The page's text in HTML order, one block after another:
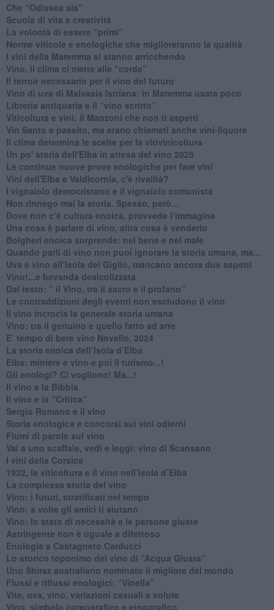
​Che “Odissea sia”
Scuola di vita e creatività
​La volontà di essere “primi”
Norme viticole e enologiche che miglioreranno la qualità
​I vini della Maremma si stanno arricchendo
Vino, il clima ci mette alle “corde”
Il terroir necessario per il vino del futuro
​Vino di uva di Malvasia Istriana: in Maremma usata poco
​Libreria antiquaria e il “vino scritto”
​Viticoltura e vini: il Manzoni che non ti aspetti
​Vin Santo e passito, ma erano chiamati anche vini-liquore
Il clima determina le scelte per la vitivinicoltura
Un po' storia dell'Elba in attesa del vino 2025
Le continue nuove prove enologiche per fare vini
Vini dell'Elba e Valdicornia, c'è rivalità?
​I vignaiolo democristano e il vignaiolo comunista
​Non rinnego mai la storia. Spesso, però...
​Dove non c’è cultura enoica, provvede l’immagine
​Una cosa è parlare di vino, altra cosa è venderlo
Bolgheri enoica sorprende: nel bene e nel male
​Quando parli di vino non puoi ignorare la storia umana, ma...
Uva e vino all’Isola del Giglio, mancano ancora due aspetti
​Vino!...e bevanda dealcolizzata
​Dal testo: ” il Vino, tra il sacro e il profano”
Le contraddizioni degli eventi non escludono il vino
​Il vino incrocia la generale storia umana
Vino: tra il genuino e quello fatto ad arte
E’ tempo di bere vino Novello, 2024
La storia enoica dell’Isola d’Elba
Elba: miniere e vino e poi il turismo...!
​Gli enologi? Ci vogliono! Ma...!
​Il vino e la Bibbia
​Il vino e la “Critica”
Sergio Romano e il vino
​Storia enologica e concorsi sui vini odierni
Fiumi di parole sul vino
​Vai a uno scaffale, vedi e leggi: vino di Scansano
​I vini della Corsica
​1932, la viticoltura e il vino nell’Isola d’Elba
​La complessa storia del vino
​Vino: i futuri, stratificati nel tempo
Vino: a volte gli amici ti aiutano
Vino: lo stato di necessità e le persone giuste
​Astringente non è uguale a difettoso
Enologia a Castagneto Carducci
Lo storico toponimo del vino di “Acqua Giusta”
Uno Shiraz australiano nominato il migliore del mondo
​Flussi e riflussi enologici: “Vinella”
Vite, uva, vino, variazioni casuali e volute
Vino, simbolo coreografico e etnografico